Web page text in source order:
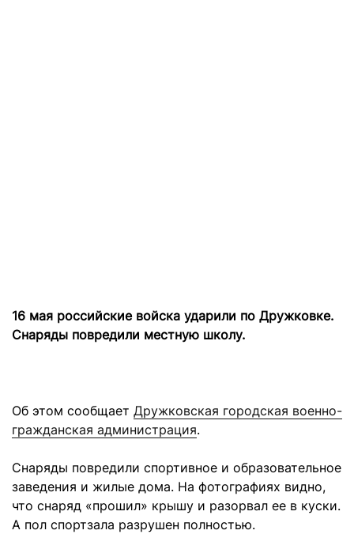
16 мая российские войска ударили по Дружковке.
Снаряды повредили местную школу.
Об этом сообщает Дружковская городская военно-
гражданская администрация.
Снаряды повредили спортивное и образовательное
заведения и жилые дома. На фотографиях видно,
что снаряд «прошил» крышу и разорвал ее в куски.
А пол спортзала разрушен полностью.